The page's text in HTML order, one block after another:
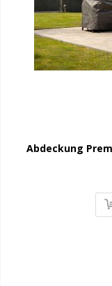
Abdeckung